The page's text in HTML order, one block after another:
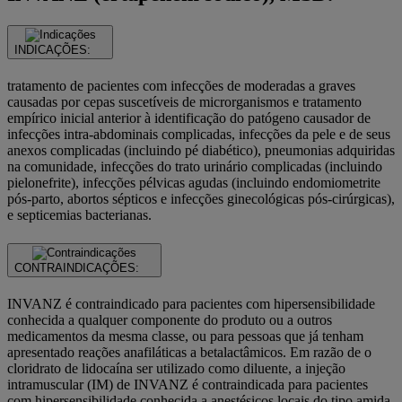
INDICAÇÕES:
tratamento de pacientes com infecções de moderadas a graves
causadas por cepas suscetíveis de microrganismos e tratamento
empírico inicial anterior à identificação do patógeno causador de
infecções intra-abdominais complicadas, infecções da pele e de seus
anexos complicadas (incluindo pé diabético), pneumonias adquiridas
na comunidade, infecções do trato urinário complicadas (incluindo
pielonefrite), infecções pélvicas agudas (incluindo endomiometrite
pós-parto, abortos sépticos e infecções ginecológicas pós-cirúrgicas),
e septicemias bacterianas.
CONTRAINDICAÇÕES:
INVANZ é contraindicado para pacientes com hipersensibilidade
conhecida a qualquer componente do produto ou a outros
medicamentos da mesma classe, ou para pessoas que já tenham
apresentado reações anafiláticas a betalactâmicos. Em razão de o
cloridrato de lidocaína ser utilizado como diluente, a injeção
intramuscular (IM) de INVANZ é contraindicada para pacientes